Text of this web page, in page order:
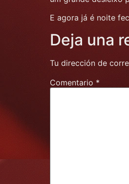
E agora já é noite
Deja una
Tu dirección de
Comentario *